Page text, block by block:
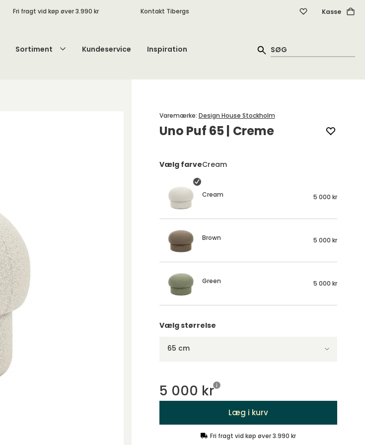
Fri fragt vid køp øver 3.990 kr Kontakt Tibergs Kasse
Sortiment Kundeservice Inspiration
Uno Puf 65 | Creme
Varemærke: Design House Stockholm
Vælg farveCream
Cream 5 000 kr
Brown 5 000 kr
Green 5 000 kr
Vælg størrelse
65 cm
5 000 kr
Læg i kurv
Fri fragt vid køp øver 3.990 kr